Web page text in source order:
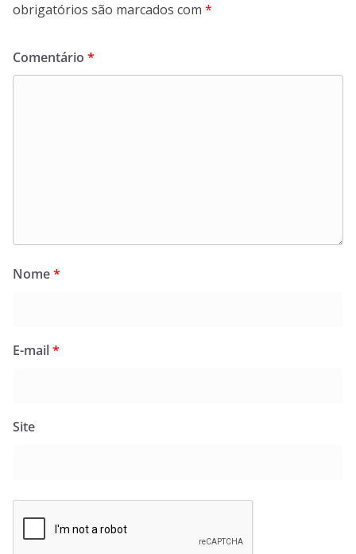
obrigatórios são marcados com *
Comentário *
Nome*
E-mail*
Site